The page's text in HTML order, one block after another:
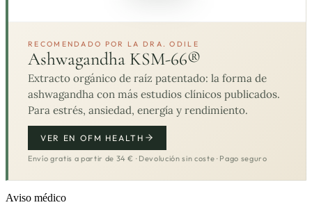
RECOMENDADO POR LA DRA. ODILE
Ashwagandha KSM-66®
Extracto orgánico de raíz patentado: la forma de
ashwagandha con más estudios clínicos publicados.
Para estrés, ansiedad, energía y rendimiento.
VER EN OFM HEALTH
Envío gratis a partir de 34 € · Devolución sin coste · Pago seguro
Aviso médico